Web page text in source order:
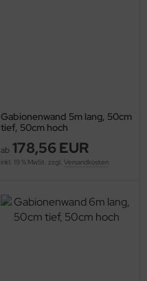
Gabionenwand 5m lang, 50cm
tief, 50cm hoch
ab 178,56 EUR
inkl. 19 % MwSt. zzgl. Versandkosten